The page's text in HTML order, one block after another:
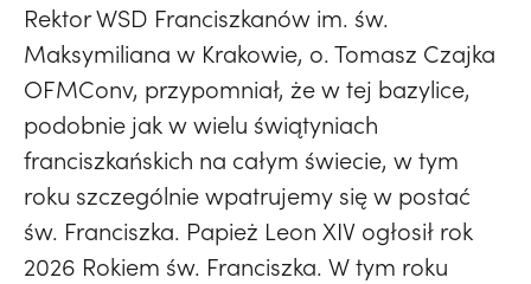
Rektor WSD Franciszkanów im. św.
Maksymiliana w Krakowie, o. Tomasz Czajka
OFMConv, przypomniał, że w tej bazylice,
podobnie jak w wielu świątyniach
franciszkańskich na całym świecie, w tym
roku szczególnie wpatrujemy się w postać
św. Franciszka. Papież Leon XIV ogłosił rok
2026 Rokiem św. Franciszka. W tym roku